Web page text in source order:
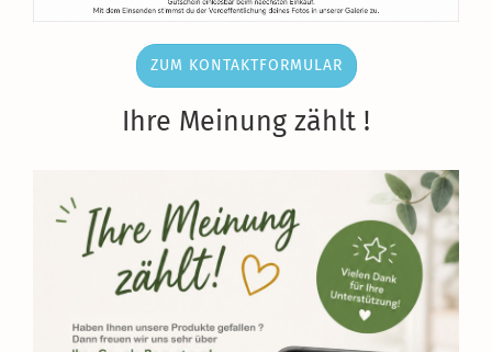
ZUM KONTAKTFORMULAR
Ihre Meinung zählt !